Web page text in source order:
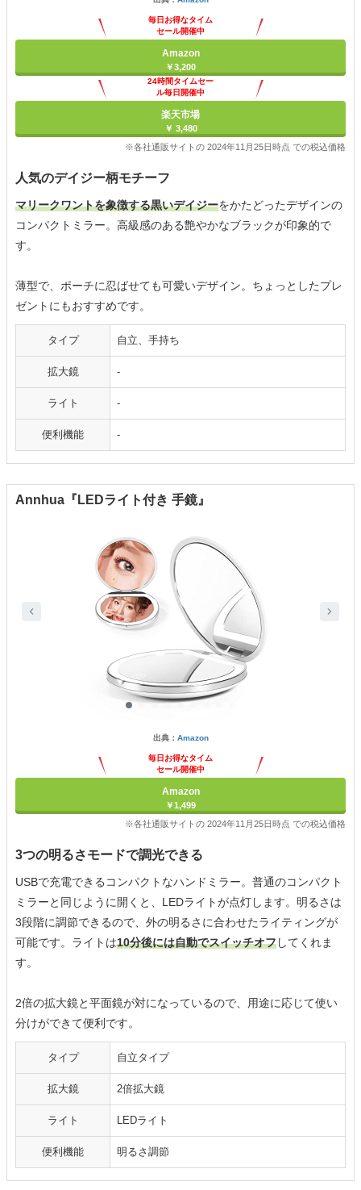
毎日お得なタイム
セール開催中
Amazon
￥3,200
24時間タイムセー
ル毎日開催中
楽天市場
￥ 3,480
※各社通販サイトの 2024年11月25日時点 での税込価格
人気のデイジー柄モチーフ
マリークワントを象徴する黒いデイジーをかたどったデザインの
コンパクトミラー。高級感のある艶やかなブラックが印象的で
す。
薄型で、ポーチに忍ばせても可愛いデザイン。ちょっとしたプレ
ゼントにもおすすめです。
タイプ 自立、手持ち
拡大鏡 -
ライト -
便利機能 -
Annhua『LEDライト付き 手鏡』
出典： Amazon
毎日お得なタイム
セール開催中
Amazon
￥1,499
※各社通販サイトの 2024年11月25日時点 での税込価格
3つの明るさモードで調光できる
USBで充電できるコンパクトなハンドミラー。普通のコンパクト
ミラーと同じように開くと、LEDライトが点灯します。明るさは
3段階に調節できるので、外の明るさに合わせたライティングが
可能です。ライトは10分後には自動でスイッチオフしてくれま
す。
2倍の拡大鏡と平面鏡が対になっているので、用途に応じて使い
分けができて便利です。
タイプ 自立タイプ
拡大鏡 2倍拡大鏡
ライト LEDライト
便利機能 明るさ調節